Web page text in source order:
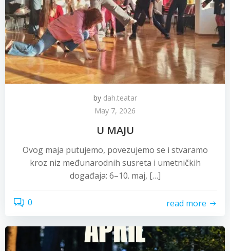
by dah.teatar
May 7, 2026
U MAJU
Ovog maja putujemo, povezujemo se i stvaramo
kroz niz međunarodnih susreta i umetničkih
događaja: 6–10. maj, […]
0 read more